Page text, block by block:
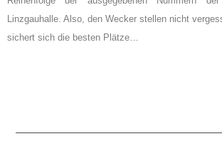
Linzgauhalle. Also, den Wecker stellen nicht
sichert sich die besten Plätze…